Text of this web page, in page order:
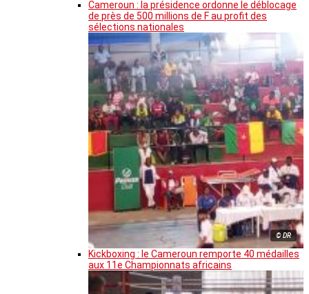
Cameroun : la présidence ordonne le déblocage
de près de 500 millions de F au profit des
sélections nationales
© DR
Kickboxing : le Cameroun remporte 40 médailles
aux 11e Championnats africains